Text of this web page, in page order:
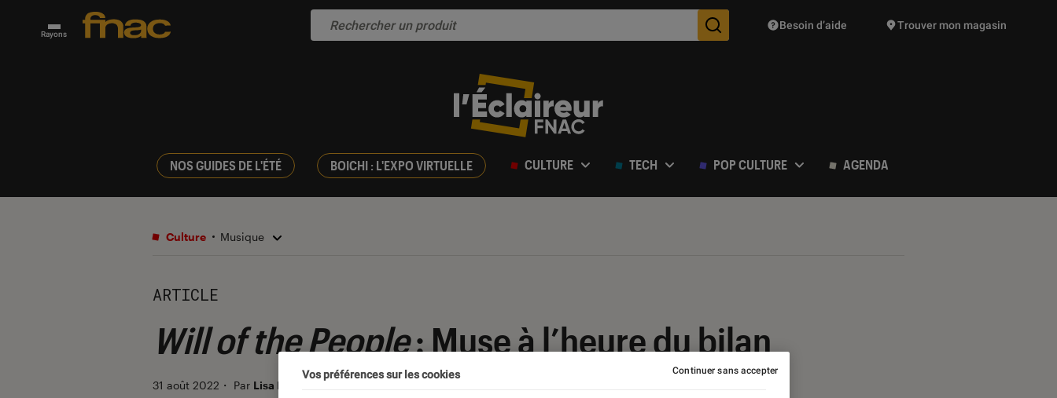
Rayons Des suggestions de produits vont vous être proposées
Besoin d’aide Trouver mon magasin
NOS GUIDES DE L'ÉTÉ BOICHI : L'EXPO VIRTUELLE CULTURE TECH POP CULTURE AGENDA
Culture Musique
ARTICLE
Will of the People: Muse à l’heure du bilan
31 août 2022 ・ Par Lisa Muratore
Vos préférences sur les cookies Continuer sans accepter